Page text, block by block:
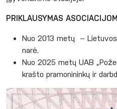
PRIKLAUSYMAS
Nuo 2013 metų –
narė.
Nuo 2025 metų UAB
krašto pramonininkų ir